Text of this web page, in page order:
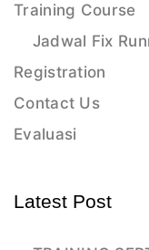
Training Course
Jadwal Fix
Registration
Contact Us
Evaluasi
Latest Post